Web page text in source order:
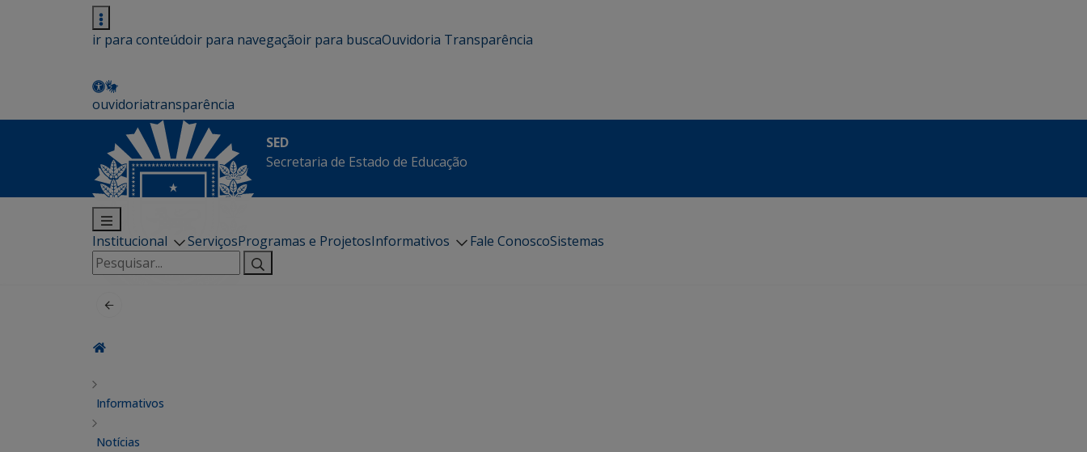
ir para conteúdoir para navegaçãoir para buscaOuvidoria Transparência
ouvidoriatransparência
SED
Secretaria de Estado de Educação
Institucional ServiçosProgramas e ProjetosInformativos Fale ConoscoSistemas
Pesquisar
por:
Informativos
Notícias